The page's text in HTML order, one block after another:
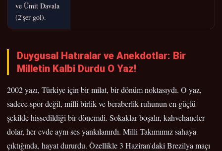
ve Ümit Davala
(2'şer gol).
Duygusal Hatıralar ve Anekdotlar: Bir
Milletin Kalbi Durdu O Yaz!
2002 yazı, Türkiye için bir milat, bir dönüm noktasıydı. O yaz,
sadece spor değil, milli birlik ve beraberlik ruhunun en güçlü
şekilde hissedildiği bir dönemdi. Sokaklar boşalır, kahvehaneler
dolar, her evde aynı ses yankılanırdı. Milli Takımımız sahaya
çıktığında, hayat dururdu. Özellikle 3 Haziran'daki Brezilya maçı